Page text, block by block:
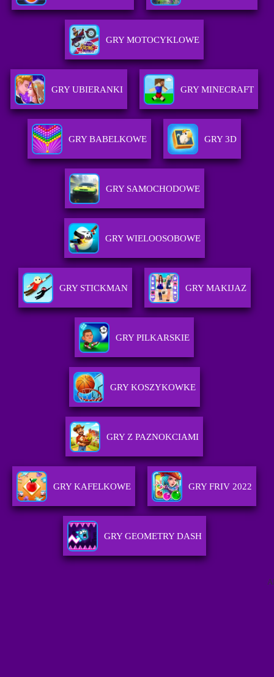
GRY MOTOCYKLOWE
GRY UBIERANKI GRY MINECRAFT
GRY BABELKOWE GRY 3D
GRY SAMOCHODOWE
GRY WIELOOSOBOWE
GRY STICKMAN GRY MAKIJAZ
GRY PILKARSKIE
GRY KOSZYKOWKE
GRY Z PAZNOKCIAMI
GRY KAFELKOWE GRY FRIV 2022
GRY GEOMETRY DASH